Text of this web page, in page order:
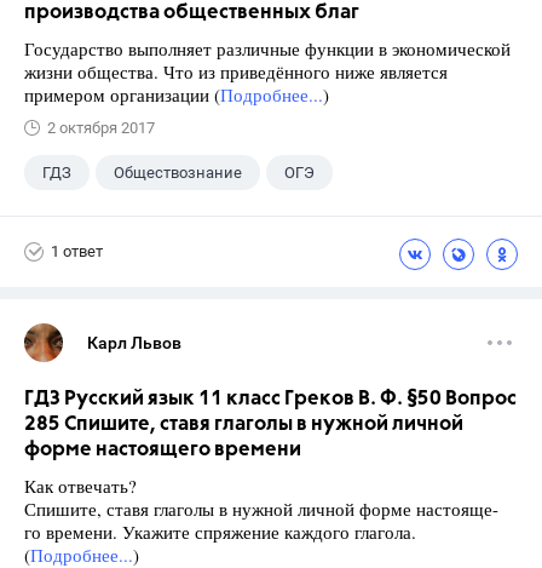
производства общественных благ
Государство выполняет различные функции в экономической
жизни общества. Что из приведённого ниже является
примером организации (Подробнее...)
2 октября 2017
ГДЗ Обществознание ОГЭ
1 ответ
Карл Львов
ГДЗ Русский язык 11 класс Греков В. Ф. §50 Вопрос
285 Спишите, ставя глаголы в нужной личной
форме настоящего времени
Как отвечать?
Спишите, ставя глаголы в нужной личной форме настояще-
го времени. Укажите спряжение каждого глагола.
(Подробнее...)